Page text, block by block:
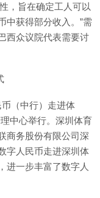
，旨在确定工人可以
中获得部分收入。”需
西众议院代表需要讨
（中行）走进体
中心举行。深圳体育
商务股份有限公司深
字人民币走进深圳体
进一步丰富了数字人